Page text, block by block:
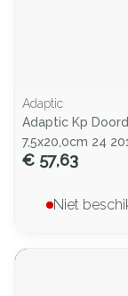
Adaptic
Adaptic Kp
7,5x20,0cm 24
€ 57,63
Niet